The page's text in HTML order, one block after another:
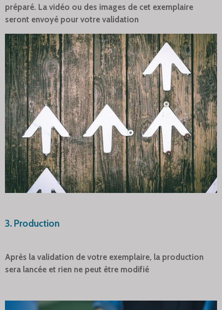
préparé. La vidéo ou des images de cet exemplaire
seront envoyé pour votre validation
3. Production
Après la validation de votre exemplaire, la production
sera lancée et rien ne peut être modifié